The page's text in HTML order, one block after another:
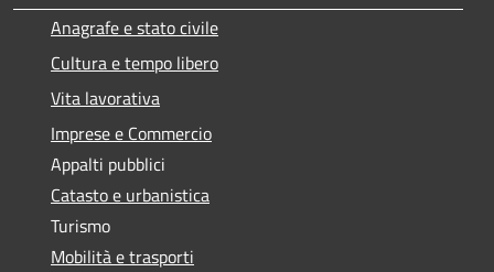
Anagrafe e stato civile
Cultura e tempo libero
Vita lavorativa
Imprese e Commercio
Appalti pubblici
Catasto e urbanistica
Turismo
Mobilità e trasporti